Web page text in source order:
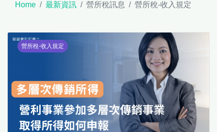
Home 最新資訊 營所稅訊息 營所稅-收入規定
營所稅-收入規定